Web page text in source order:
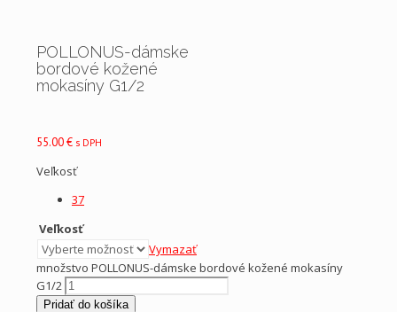
POLLONUS-dámske
bordové kožené
mokasíny G1/2
55.00€ s DPH
Veľkosť
37
Veľkosť
Vymazať
množstvo POLLONUS-dámske bordové kožené mokasíny
G1/2
Pridať do košíka